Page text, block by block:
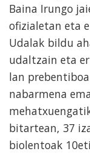
Baina Irungo
ofizialetan eta
Udalak bildu
udaltzain eta
lan
nabarmena
bitartean, 37
biolentoak